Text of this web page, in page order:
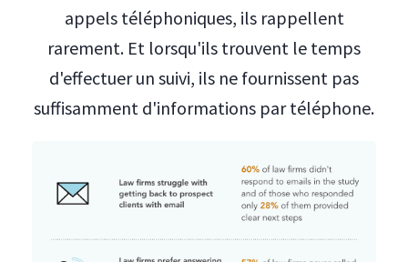
appels téléphoniques, ils rappellent
rarement. Et lorsqu'ils trouvent le temps
d'effectuer un suivi, ils ne fournissent pas
suffisamment d'informations par téléphone.